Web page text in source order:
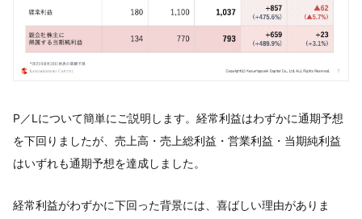
P／Lについて簡単にご説明します。経常利益はわずかに通期予想
を下回りましたが、売上高・売上総利益・営業利益・当期純利益
はいずれも通期予想を達成しました。
経常利益がわずかに下回った背景には、喜ばしい理由がありま